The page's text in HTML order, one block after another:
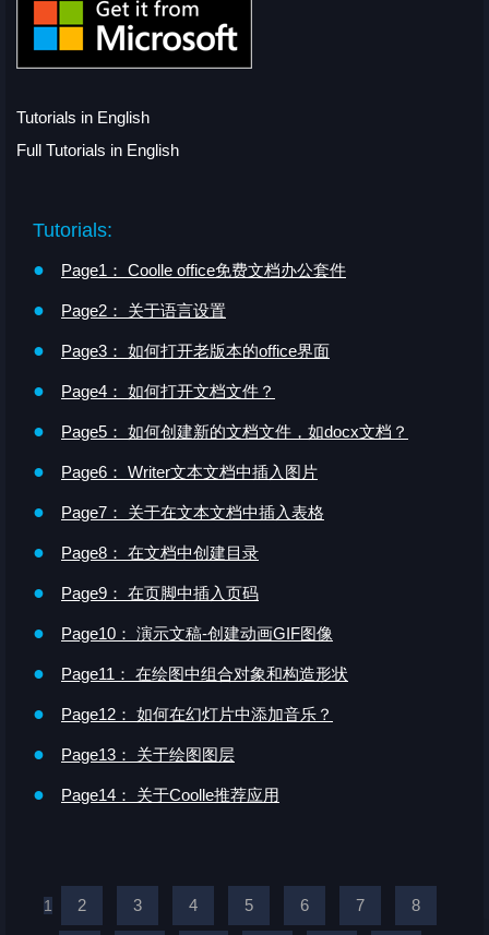
Tutorials in English
Full Tutorials in English
Tutorials:
●
Page1： Coolle office免费文档办公套件
● Page2： 关于语言设置
● Page3： 如何打开老版本的office界面
● Page4： 如何打开文档文件？
● Page5： 如何创建新的文档文件，如docx文档？
● Page6： Writer文本文档中插入图片
● Page7： 关于在文本文档中插入表格
● Page8： 在文档中创建目录
● Page9： 在页脚中插入页码
● Page10： 演示文稿-创建动画GIF图像
● Page11： 在绘图中组合对象和构造形状
● Page12： 如何在幻灯片中添加音乐？
● Page13： 关于绘图图层
● Page14： 关于Coolle推荐应用
1 2 3 4 5 6 7 8